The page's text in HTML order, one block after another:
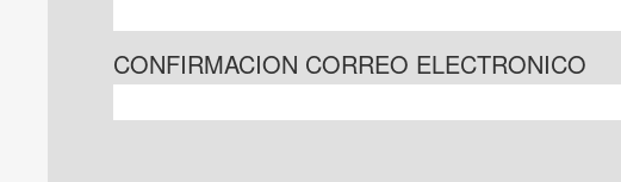
CONFIRMACION CORREO ELECTRONICO